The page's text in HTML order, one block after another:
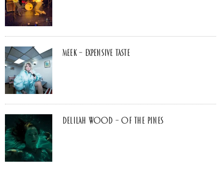
MEEK – Expensive Taste
Delilah Wood – of the pines